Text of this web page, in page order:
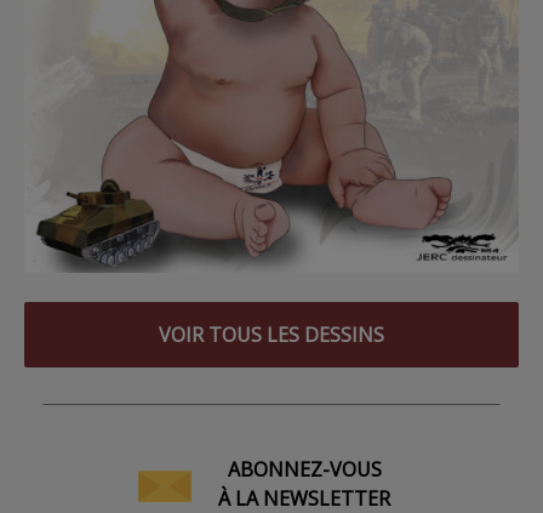
VOIR TOUS LES DESSINS
ABONNEZ-VOUS
À LA NEWSLETTER